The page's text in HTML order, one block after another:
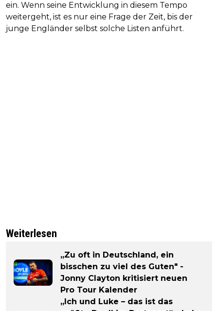
ein. Wenn seine Entwicklung in diesem Tempo
weitergeht, ist es nur eine Frage der Zeit, bis der
junge Engländer selbst solche Listen anführt.
Weiterlesen
„Zu oft in Deutschland, ein
bisschen zu viel des Guten" -
Jonny Clayton kritisiert neuen
Pro Tour Kalender
„Ich und Luke – das ist das